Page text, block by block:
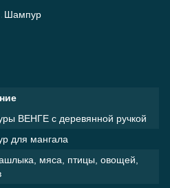
Шампур
ВЕНГЕ с деревянной ручкой
для мангала
мяса, птицы, овощей,